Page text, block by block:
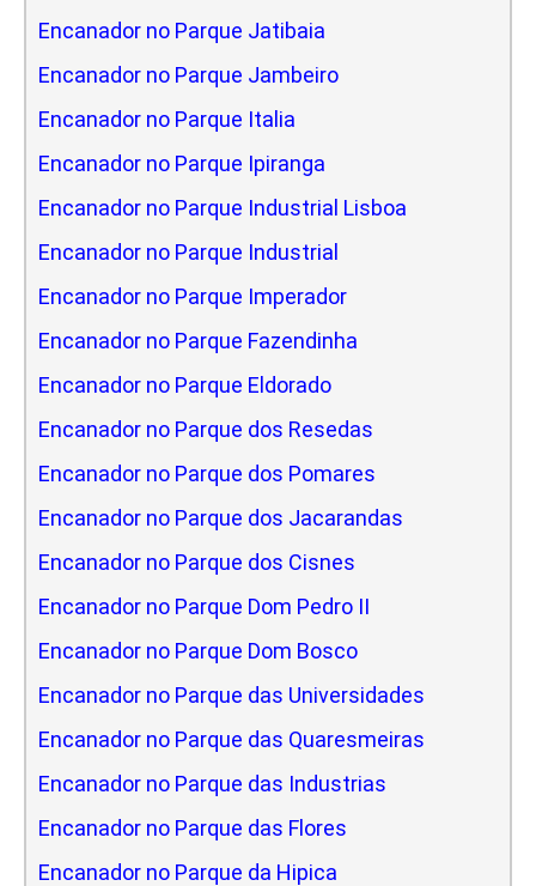
Encanador no Parque Jatibaia
Encanador no Parque Jambeiro
Encanador no Parque Italia
Encanador no Parque Ipiranga
Encanador no Parque Industrial Lisboa
Encanador no Parque Industrial
Encanador no Parque Imperador
Encanador no Parque Fazendinha
Encanador no Parque Eldorado
Encanador no Parque dos Resedas
Encanador no Parque dos Pomares
Encanador no Parque dos Jacarandas
Encanador no Parque dos Cisnes
Encanador no Parque Dom Pedro II
Encanador no Parque Dom Bosco
Encanador no Parque das Universidades
Encanador no Parque das Quaresmeiras
Encanador no Parque das Industrias
Encanador no Parque das Flores
Encanador no Parque da Hipica